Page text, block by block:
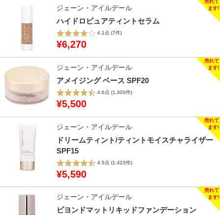
ジェーン・アイルデール
ハイドロピュアティントセラム
4.1点 (7件)
¥6,270
ジェーン・アイルデール
アメイジング ベース SPF20
4.6点 (1,300件)
¥5,500
ジェーン・アイルデール
ドリームティント/ティントモイスチャライザー
SPF15
4.5点 (1,423件)
¥5,590
ジェーン・アイルデール
ビヨンドマットリキッドファンデーション